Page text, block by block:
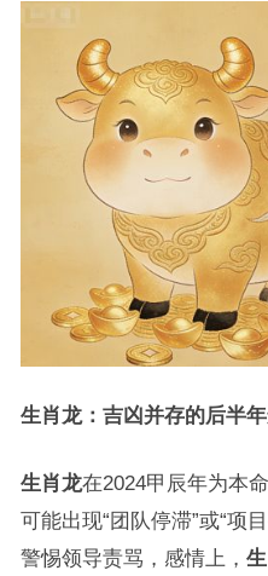
生肖龙：吉凶并存的后半
生肖龙在2024甲辰年为本
可能出现“团队停滞”或“项
警惕领导责骂，感情上，